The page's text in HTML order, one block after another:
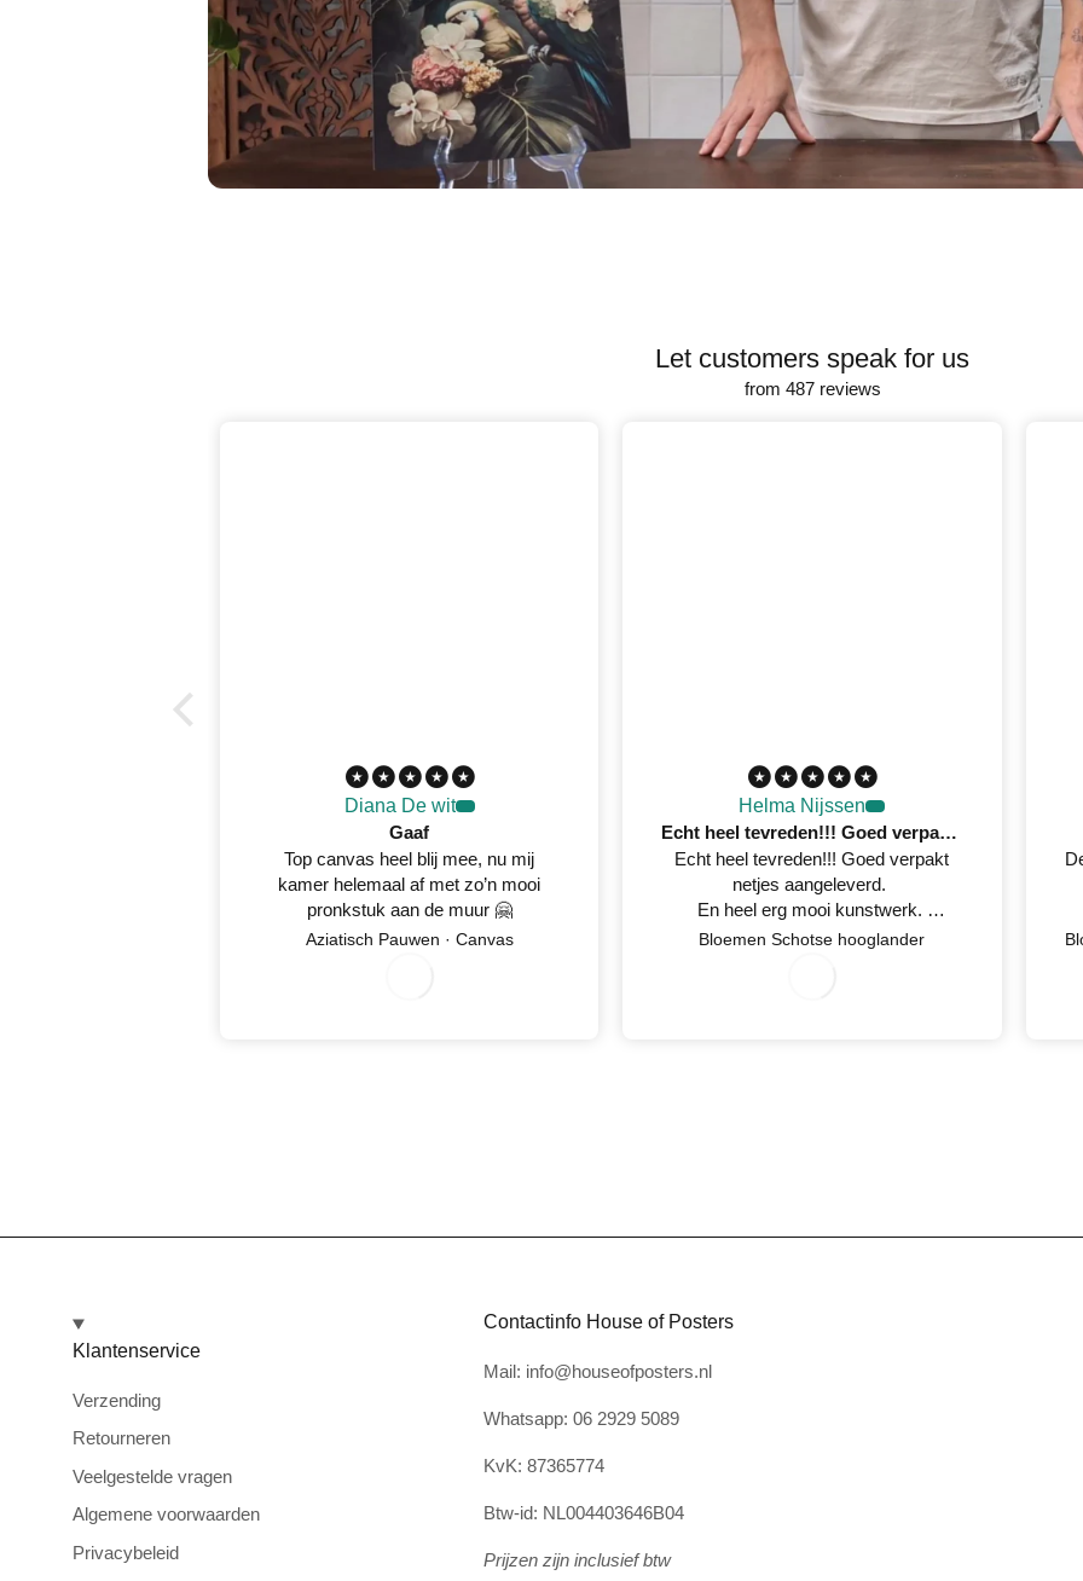
Let customers speak for us
from 487 reviews
Diana De wit
Gaaf
Top canvas heel blij mee, nu mij
kamer helemaal af met zo’n mooi
pronkstuk aan de muur 🤗
Aziatisch Pauwen · Canvas
8/
2
0
2
Helma Nijssen
Echt heel tevreden!!! Goed verpakt netjes aangeleverd
Echt heel tevreden!!! Goed verpakt
netjes aangeleverd.
En heel erg mooi kunstwerk.
Netjes op tijd een mail gestuurd
Bloemen Schotse hooglander
7/
2
0
2
Klantenservice
Verzending
Retourneren
Veelgestelde vragen
Algemene voorwaarden
Privacybeleid
Contactinfo House of Posters
Mail: info@houseofposters.nl
Whatsapp: 06 2929 5089
KvK: 87365774
Btw-id: NL004403646B04
Prijzen zijn inclusief btw